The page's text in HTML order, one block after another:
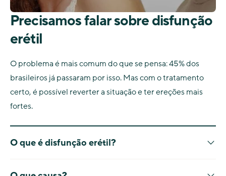
Precisamos falar sobre disfunção
erétil
O problema é mais comum do que se pensa: 45% dos
brasileiros já passaram por isso. Mas com o tratamento
certo, é possível reverter a situação e ter ereções mais
fortes.
O que é disfunção erétil?